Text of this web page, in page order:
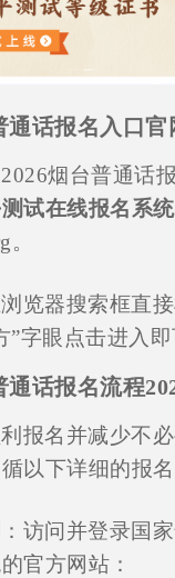
通话报名入口官
烟台普通话
试在线报名系统
览器搜索框直
字眼点击进入即
通话报名流程
报名并减少不
以下详细的报名
：访问并登录国
官方网站：